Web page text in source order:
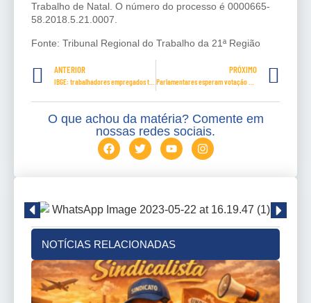
Trabalho de Natal. O número do processo é 0000665-
58.2018.5.21.0007.
Fonte: Tribunal Regional do Trabalho da 21ª Região
ANTERIOR PRÓXIMO
O que achou da matéria? Comente em
nossas redes sociais.
NOTÍCIAS RELACIONADAS